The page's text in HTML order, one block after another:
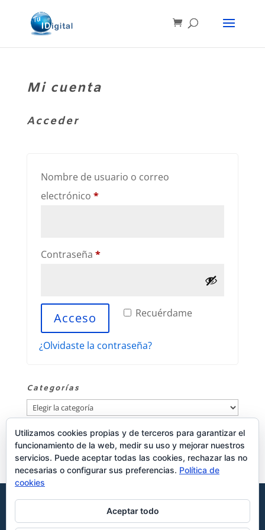
Mi cuenta
Acceder
Nombre de usuario o correo
electrónico *Obligatorio
Contraseña *Obligatorio
Recuérdame
Acceso
¿Olvidaste la contraseña?
Categorías
Categorías
Publicidad
Aviso de cookies
Política de privacidad
Aviso legal
Utilizamos cookies propias y de terceros para garantizar el
funcionamiento de la web, medir su uso y mejorar nuestros
servicios. Puede aceptar todas las cookies, rechazar las no
necesarias o configurar sus preferencias. Política de
cookies
Aceptar todo